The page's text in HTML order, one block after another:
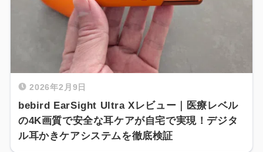
2026年2月9日
bebird EarSight Ultra Xレビュー｜医療レベル
の4K画質で安全な耳ケアが自宅で実現！デジタ
ル耳かきケアシステムを徹底検証